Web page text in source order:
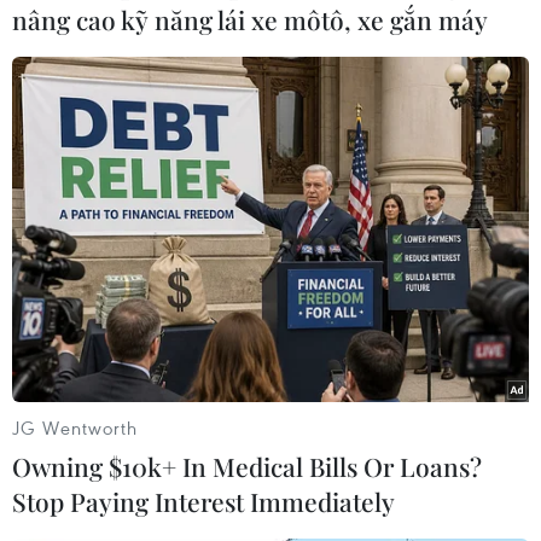
khoảng 600.000 khoản lương hưu thông qua hệ
thống an sinh xã hội, với khoảng 8 tỷ euro đóng
góp mỗi năm, trong khi chỉ nhận lại khoảng 3 tỷ
euro phúc lợi.
Tại Đức, lao động nhập cư đóng góp tương
đương công dân bản địa trong việc duy trì hệ
thống hưu trí.
nâng cao kỹ năng lái xe môtô, xe gắn máy
JG Wentworth
Owning $10k+ In Medical Bills Or Loans?
Stop Paying Interest Immediately